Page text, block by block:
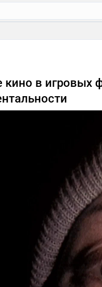
кино в игровых